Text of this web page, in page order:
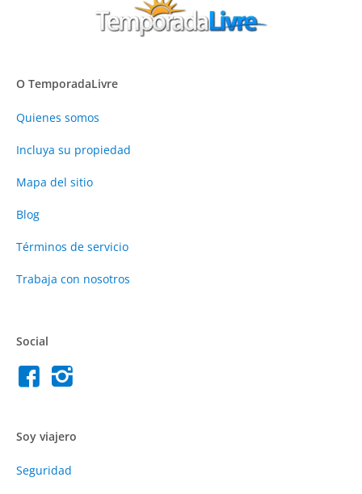
O TemporadaLivre
Quienes somos
Incluya su propiedad
Mapa del sitio
Blog
Términos de servicio
Trabaja con nosotros
Social
Soy viajero
Seguridad